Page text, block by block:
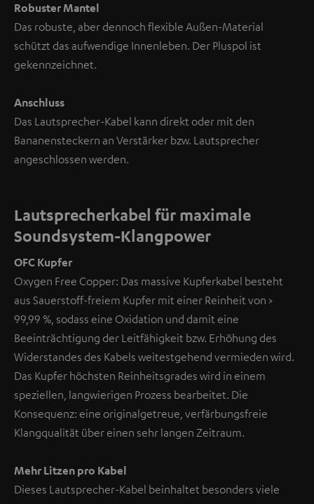
Robuster Mantel
Das robuste, aber dennoch flexible Außen-Material
schützt das aufwendige Innenleben. Der Pluspol ist
gekennzeichnet.
Anschluss
Das Lautsprecher-Kabel kann direkt oder mit den
Bananensteckern an Verstärker bzw. Lautsprecher
angeschlossen werden.
Lautsprecherkabel für maximale
Soundsystem-Klangpower
OFC Kupfer
Oxygen Free Copper: Das massive Kupferkabel besteht
aus Sauerstoff-freiem Kupfer mit einer Reinheit von >
99,99 %, sodass eine Oxidation und damit eine
Beeinträchtigung der Leitfähigkeit bzw. Erhöhung des
Widerstandes des Kabels weitestgehend vermieden wird.
Das Kupfer höchsten Reinheitsgrades wird in einem
speziellen, langwierigen Prozess bearbeitet. Die
Konsequenz: eine originalgetreue, verfärbungsfreie
Klangqualität über einen sehr langen Zeitraum.
Mehr Litzen pro Kabel
Dieses Lautsprecher-Kabel beinhaltet besonders viele